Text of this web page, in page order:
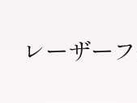
レーザー